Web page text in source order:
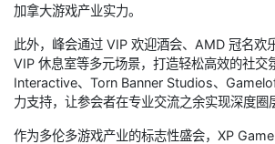
加拿大游戏产业实力。
此外，峰会通过 VIP 欢迎酒会、AMD 冠名欢
VIP 休息室等多元场景，打造轻松高效的社交
Interactive、Torn Banner Studios、
力支持，让参会者在专业交流之余实现深度圈
作为多伦多游戏产业的标志性盛会，XP